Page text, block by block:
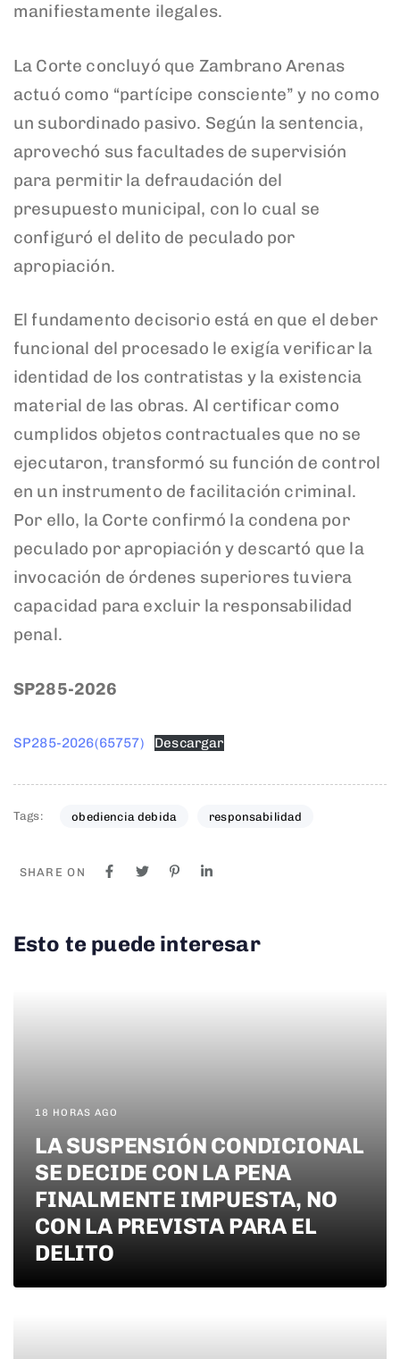
manifiestamente ilegales.
La Corte concluyó que Zambrano Arenas
actuó como “partícipe consciente” y no como
un subordinado pasivo. Según la sentencia,
aprovechó sus facultades de supervisión
para permitir la defraudación del
presupuesto municipal, con lo cual se
configuró el delito de peculado por
apropiación.
El fundamento decisorio está en que el deber
funcional del procesado le exigía verificar la
identidad de los contratistas y la existencia
material de las obras. Al certificar como
cumplidos objetos contractuales que no se
ejecutaron, transformó su función de control
en un instrumento de facilitación criminal.
Por ello, la Corte confirmó la condena por
peculado por apropiación y descartó que la
invocación de órdenes superiores tuviera
capacidad para excluir la responsabilidad
penal.
SP285-2026
SP285-2026(65757) Descargar
Tags: obediencia debida responsabilidad
SHARE ON
Esto te puede interesar
18 HORAS AGO
LA SUSPENSIÓN CONDICIONAL
SE DECIDE CON LA PENA
FINALMENTE IMPUESTA, NO
CON LA PREVISTA PARA EL
DELITO